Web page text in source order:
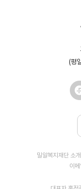
(평
밀알복지재단 소개
이